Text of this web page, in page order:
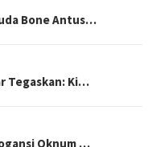
Bone Antus…
Tegaskan: Ki…
Oknum …